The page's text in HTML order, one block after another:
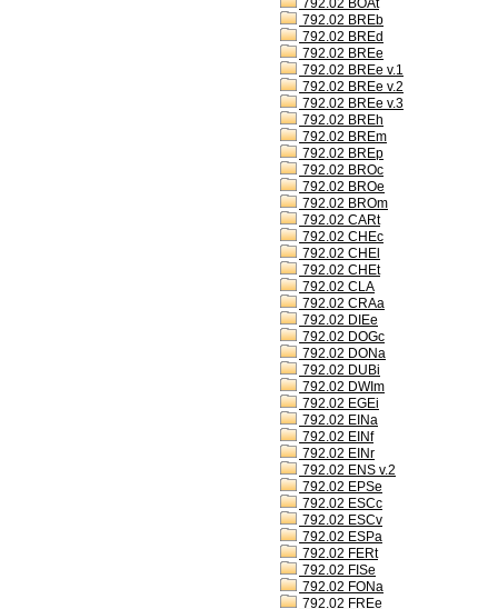
792.02 BOAt
792.02 BREb
792.02 BREd
792.02 BREe
792.02 BREe v.1
792.02 BREe v.2
792.02 BREe v.3
792.02 BREh
792.02 BREm
792.02 BREp
792.02 BROc
792.02 BROe
792.02 BROm
792.02 CARt
792.02 CHEc
792.02 CHEl
792.02 CHEt
792.02 CLA
792.02 CRAa
792.02 DIEe
792.02 DOGc
792.02 DONa
792.02 DUBi
792.02 DWIm
792.02 EGEi
792.02 EINa
792.02 EINf
792.02 EINr
792.02 ENS v.2
792.02 EPSe
792.02 ESCc
792.02 ESCv
792.02 ESPa
792.02 FERt
792.02 FISe
792.02 FONa
792.02 FREe